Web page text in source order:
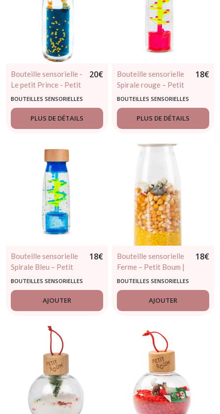
Bouteille sensorielle -
Le petit Prince - Petit
Boum - dès 3 mois
20€
BOUTEILLES SENSORIELLES
PLUS DE DÉTAILS
Bouteille sensorielle
Spirale rouge – Petit
Boum | Jouet d’éveil
visuel
18€
BOUTEILLES SENSORIELLES
PLUS DE DÉTAILS
Bouteille sensorielle
Spirale Bleu – Petit
Boum | Jouet d’éveil
visuel
18€
BOUTEILLES SENSORIELLES
AJOUTER
Bouteille sensorielle
Ferme – Petit Boum |
Éveil bébé dès 3 mois
18€
BOUTEILLES SENSORIELLES
AJOUTER